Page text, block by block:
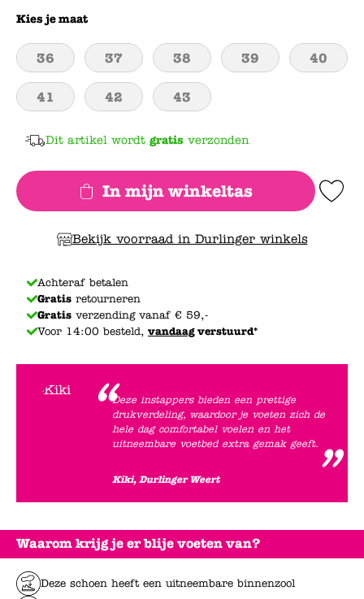
Waarom krijg je er blije voeten van?
Deze schoen heeft een uitneembare binnenzool
Kies je maat
36 37 38 39 40
41 42 43
Dit artikel wordt gratis verzonden
In mijn winkeltas Add to
Bekijk voorraad in Durlinger winkels
Achteraf betalen
Gratis retourneren
Gratis verzending vanaf € 59,-
Voor 14:00 besteld, vandaagverstuurd*
Deze instappers bieden een prettige
drukverdeling, waardoor je voeten zich de
hele dag comfortabel voelen en het
uitneembare voetbed extra gemak geeft.
Kiki, Durlinger Weert